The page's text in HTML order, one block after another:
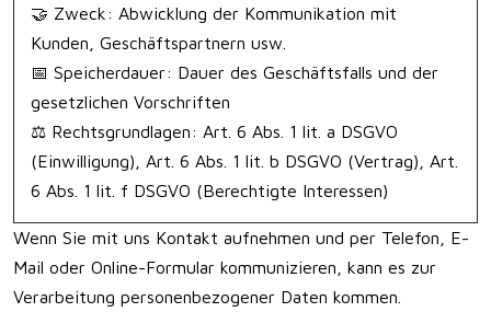
🤝 Zweck: Abwicklung der Kommunikation mit
Kunden, Geschäftspartnern usw.
📅 Speicherdauer: Dauer des Geschäftsfalls und der
gesetzlichen Vorschriften
⚖️ Rechtsgrundlagen: Art. 6 Abs. 1 lit. a DSGVO
(Einwilligung), Art. 6 Abs. 1 lit. b DSGVO (Vertrag), Art.
6 Abs. 1 lit. f DSGVO (Berechtigte Interessen)
Wenn Sie mit uns Kontakt aufnehmen und per Telefon, E-
Mail oder Online-Formular kommunizieren, kann es zur
Verarbeitung personenbezogener Daten kommen.